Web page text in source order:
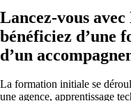
Lancez-vous
bénéficiez d’une
d’un
La formation initiale se
une agence, apprentissage